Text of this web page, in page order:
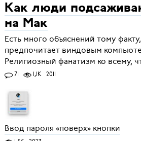
Как люди
на Мак
Есть много объяснений тому
предпочитает виндовым
Религиозный фанатизм ко всему,
71 1,1K 2011
Ввод пароля «поверх» кнопки